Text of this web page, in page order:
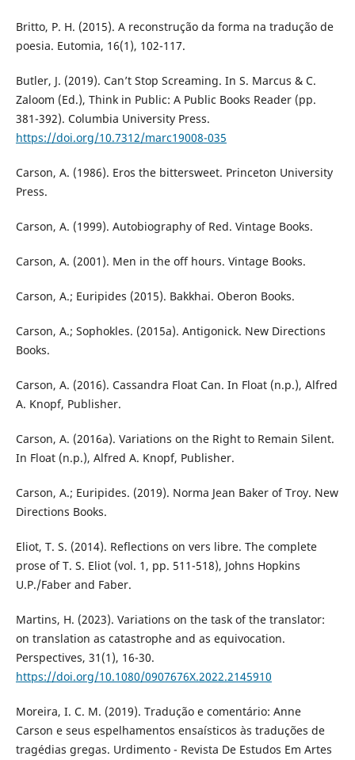
Britto, P. H. (2015). A reconstrução da forma na tradução de
poesia. Eutomia, 16(1), 102-117.
Butler, J. (2019). Can’t Stop Screaming. In S. Marcus & C.
Zaloom (Ed.), Think in Public: A Public Books Reader (pp.
381-392). Columbia University Press.
https://doi.org/10.7312/marc19008-035
Carson, A. (1986). Eros the bittersweet. Princeton University
Press.
Carson, A. (1999). Autobiography of Red. Vintage Books.
Carson, A. (2001). Men in the off hours. Vintage Books.
Carson, A.; Euripides (2015). Bakkhai. Oberon Books.
Carson, A.; Sophokles. (2015a). Antigonick. New Directions
Books.
Carson, A. (2016). Cassandra Float Can. In Float (n.p.), Alfred
A. Knopf, Publisher.
Carson, A. (2016a). Variations on the Right to Remain Silent.
In Float (n.p.), Alfred A. Knopf, Publisher.
Carson, A.; Euripides. (2019). Norma Jean Baker of Troy. New
Directions Books.
Eliot, T. S. (2014). Reflections on vers libre. The complete
prose of T. S. Eliot (vol. 1, pp. 511-518), Johns Hopkins
U.P./Faber and Faber.
Martins, H. (2023). Variations on the task of the translator:
on translation as catastrophe and as equivocation.
Perspectives, 31(1), 16-30.
https://doi.org/10.1080/0907676X.2022.2145910
Moreira, I. C. M. (2019). Tradução e comentário: Anne
Carson e seus espelhamentos ensaísticos às traduções de
tragédias gregas. Urdimento - Revista De Estudos Em Artes